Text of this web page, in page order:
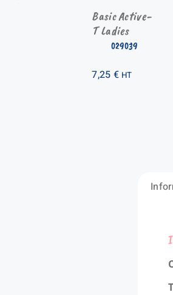
prix :
6,00 €
à
029039
Basic Active-
T Ladies
7,25 € HT